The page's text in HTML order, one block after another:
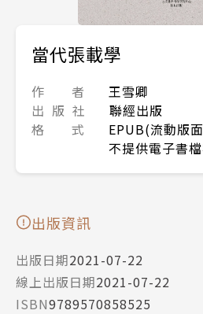
當代張載學
作 者
王雪卿
出 版 社
聯經出版
格 式
EPUB(流動版
不提供電子書
出版資訊
出版日期2021-07-22
線上出版日期2021-07-22
ISBN9789570858525